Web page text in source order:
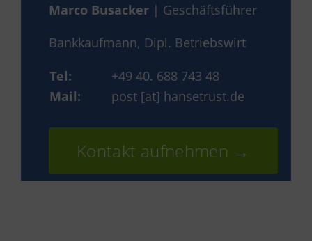
Marco Busacker| Geschäftsführer
Bankkaufmann, Dipl. Betriebswirt
Tel:
+49 40. 688 743 48
Mail:
post [at] hansetrust.de
Kontakt aufnehmen →